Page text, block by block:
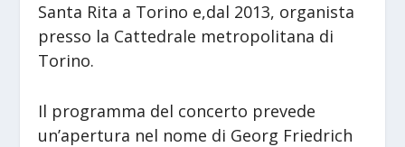
Santa Rita a Torino e,dal 2013, organista
presso la Cattedrale metropolitana di
Torino.
Il programma del concerto prevede
un’apertura nel nome di Georg Friedrich